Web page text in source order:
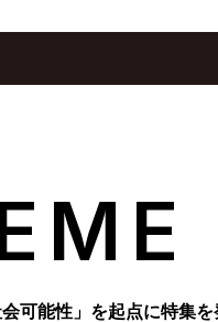
可能性」を起点に特集